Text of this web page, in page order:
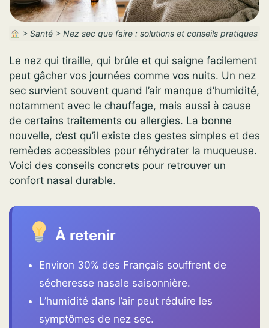
> Santé> Nez sec que faire : solutions et conseils pratiques
Le nez qui tiraille, qui brûle et qui saigne facilement
peut gâcher vos journées comme vos nuits. Un nez
sec survient souvent quand l’air manque d’humidité,
notamment avec le chauffage, mais aussi à cause
de certains traitements ou allergies. La bonne
nouvelle, c’est qu’il existe des gestes simples et des
remèdes accessibles pour réhydrater la muqueuse.
Voici des conseils concrets pour retrouver un
confort nasal durable.
À retenir
Environ 30% des Français souffrent de
sécheresse nasale saisonnière.
L’humidité dans l’air peut réduire les
symptômes de nez sec.